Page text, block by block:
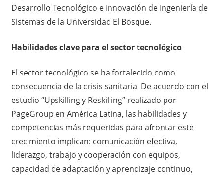
Desarrollo Tecnológico e Innovación de Ingeniería de
Sistemas de la Universidad El Bosque.
Habilidades clave para el sector tecnológico
El sector tecnológico se ha fortalecido como
consecuencia de la crisis sanitaria. De acuerdo con el
estudio “Upskilling y Reskilling” realizado por
PageGroup en América Latina, las habilidades y
competencias más requeridas para afrontar este
crecimiento implican: comunicación efectiva,
liderazgo, trabajo y cooperación con equipos,
capacidad de adaptación y aprendizaje continuo,